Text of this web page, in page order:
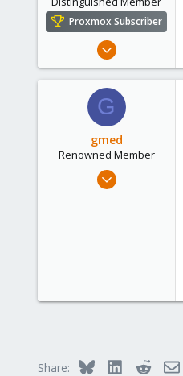
Proxmox Subscriber
Aug 2, 2021
2,915
G
gmed
Renowned Member
Dec 20, 2013
Share: Bluesky LinkedInReddit